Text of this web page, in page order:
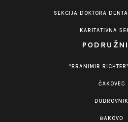
SEKCIJA DOKTORA
KARITATIVNA
“BRANIMIR
ČAKOVEC
DUBROVNIK
ĐAKOVO